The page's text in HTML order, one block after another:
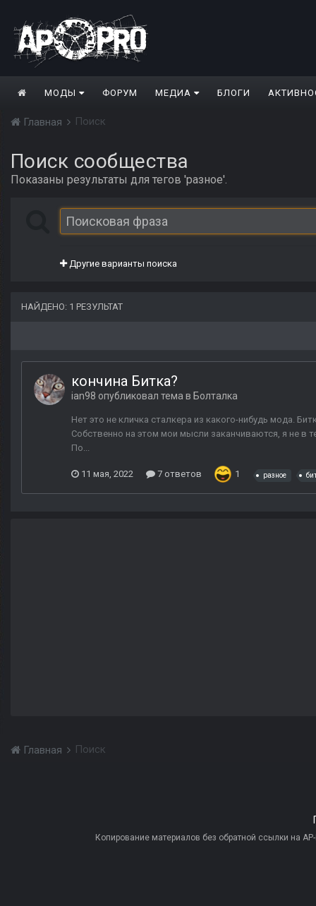
МОДЫ ФОРУМ МЕДИА БЛОГИ
Главная Поиск
Поиск сообщества
Показаны результаты для тегов 'разное'.
Другие варианты поиска
НАЙДЕНО: 1 РЕЗУЛЬТАТ
кончина Битка?
ian98 опубликовал тема в Болталка
Нет это не кличка сталкера из какого-нибудь мода.
Собственно на этом мои мысли заканчиваются, я не в
По...
11 мая, 2022 7 ответов 1 разное
Главная Поиск
Копирование материалов без обратной ссылки на